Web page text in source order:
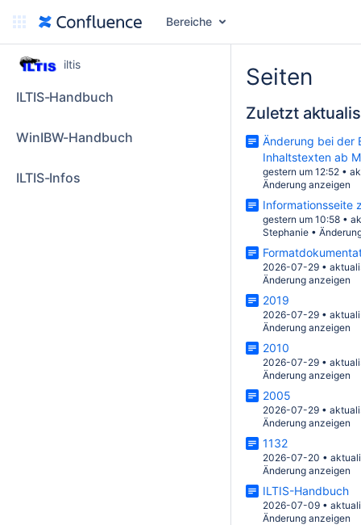
Bereiche
iltis
ILTIS-Handbuch
WinIBW-Handbuch
ILTIS-Infos
Seiten
Zuletzt
Änderung bei der
Inhaltstexten ab
gestern um 12:52 •
Änderung anzeigen
Informationsseite
gestern um 10:58 •
Stephanie •
2026-07-29 •
Änderung anzeigen
2019
2026-07-29 •
Änderung anzeigen
2010
2026-07-29 •
Änderung anzeigen
2005
2026-07-29 •
Änderung anzeigen
1132
2026-07-20 •
Änderung anzeigen
ILTIS-Handbuch
2026-07-09 •
Änderung anzeigen